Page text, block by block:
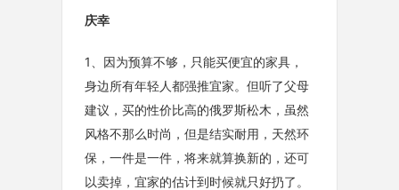
庆幸
1、因为预算不够，只能买便宜的家具，
身边所有年轻人都强推宜家。但听了父母
建议，买的性价比高的俄罗斯松木，虽然
风格不那么时尚，但是结实耐用，天然环
保，一件是一件，将来就算换新的，还可
以卖掉，宜家的估计到时候就只好扔了。